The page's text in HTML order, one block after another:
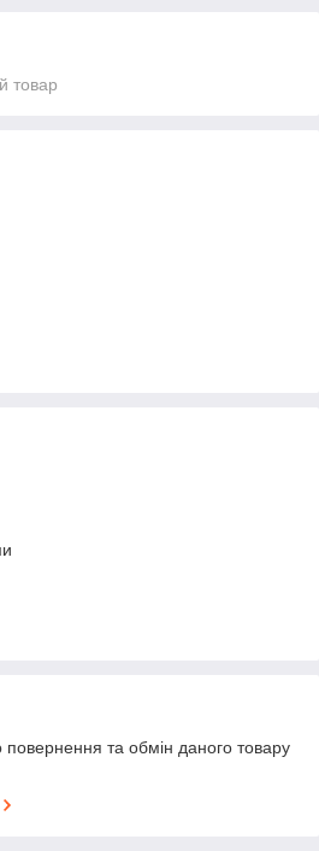
товар
та обмін даного товару